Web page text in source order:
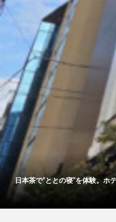
日本茶で“ととの寝”を体験。ホ